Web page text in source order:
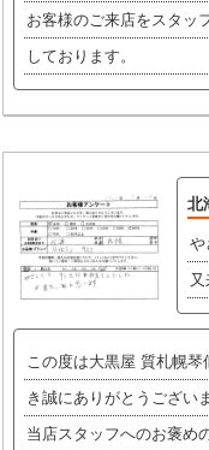
お客様のご来店をスタッ
しております。
北
や
又
この度は大黒屋 質札幌
き誠にありがとうござい
当店スタッフへのお褒め